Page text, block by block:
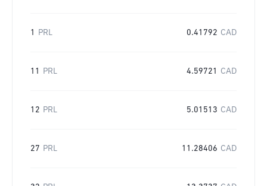
1 PRL 0.41792 CAD
11 PRL 4.59721 CAD
12 PRL 5.01513 CAD
27 PRL 11.28406 CAD